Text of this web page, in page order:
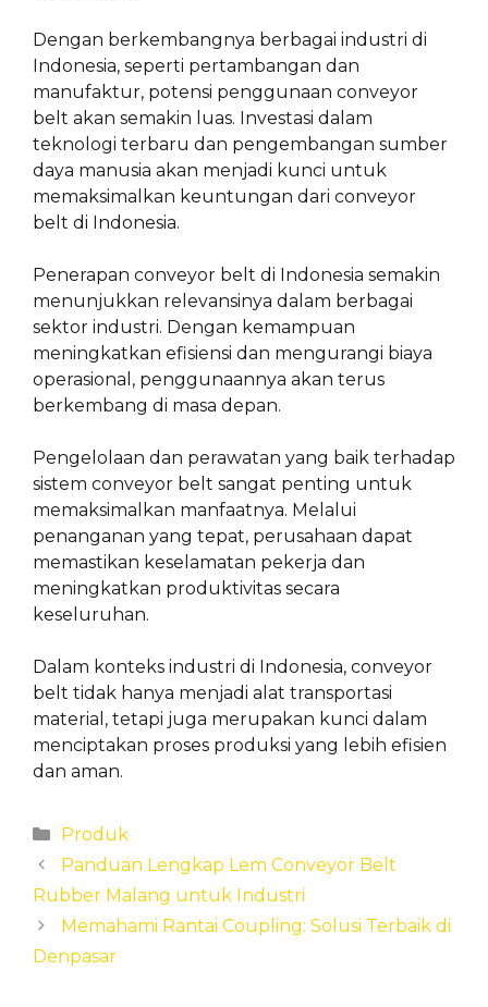
Dengan berkembangnya berbagai industri di
Indonesia, seperti pertambangan dan
manufaktur, potensi penggunaan conveyor
belt akan semakin luas. Investasi dalam
teknologi terbaru dan pengembangan sumber
daya manusia akan menjadi kunci untuk
memaksimalkan keuntungan dari conveyor
belt di Indonesia.
Penerapan conveyor belt di Indonesia semakin
menunjukkan relevansinya dalam berbagai
sektor industri. Dengan kemampuan
meningkatkan efisiensi dan mengurangi biaya
operasional, penggunaannya akan terus
berkembang di masa depan.
Pengelolaan dan perawatan yang baik terhadap
sistem conveyor belt sangat penting untuk
memaksimalkan manfaatnya. Melalui
penanganan yang tepat, perusahaan dapat
memastikan keselamatan pekerja dan
meningkatkan produktivitas secara
keseluruhan.
Dalam konteks industri di Indonesia, conveyor
belt tidak hanya menjadi alat transportasi
material, tetapi juga merupakan kunci dalam
menciptakan proses produksi yang lebih efisien
dan aman.
Categories
Produk
Panduan Lengkap Lem Conveyor Belt
Rubber Malang untuk Industri
Memahami Rantai Coupling: Solusi Terbaik di
Denpasar